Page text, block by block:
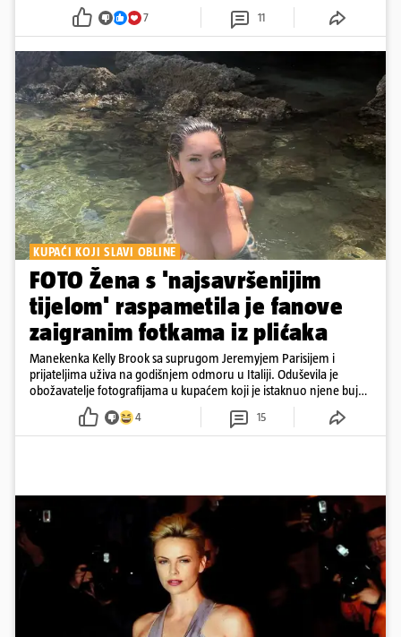
7 11
KUPAĆI KOJI SLAVI OBLINE
FOTO Žena s 'najsavršenijim
tijelom' raspametila je fanove
zaigranim fotkama iz plićaka
Manekenka Kelly Brook sa suprugom Jeremyjem Parisijem i
prijateljima uživa na godišnjem odmoru u Italiji. Oduševila je
obožavatelje fotografijama u kupaćem koji je istaknuo njene bujne
4 15